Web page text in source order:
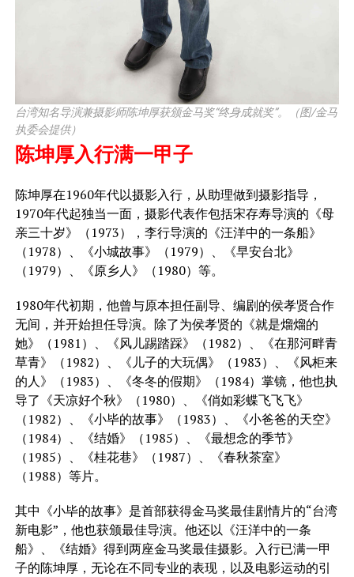
台湾知名导演兼摄影师陈坤厚获颁金马奖“终身成就奖”。（图/金马
执委会提供）
陈坤厚入行满一甲子
陈坤厚在1960年代以摄影入行，从助理做到摄影指导，
1970年代起独当一面，摄影代表作包括宋存寿导演的《母
亲三十岁》（1973），李行导演的《汪洋中的一条船》
（1978）、《小城故事》（1979）、《早安台北》
（1979）、《原乡人》（1980）等。
1980年代初期，他曾与原本担任副导、编剧的侯孝贤合作
无间，并开始担任导演。除了为侯孝贤的《就是熘熘的
她》（1981）、《风儿踢踏踩》（1982）、《在那河畔青
草青》（1982）、《儿子的大玩偶》（1983）、《风柜来
的人》（1983）、《冬冬的假期》（1984）掌镜，他也执
导了《天凉好个秋》（1980）、《俏如彩蝶飞飞飞》
（1982）、《小毕的故事》（1983）、《小爸爸的天空》
（1984）、《结婚》（1985）、《最想念的季节》
（1985）、《桂花巷》（1987）、《春秋茶室》
（1988）等片。
其中《小毕的故事》是首部获得金马奖最佳剧情片的“台湾
新电影”，他也获颁最佳导演。他还以《汪洋中的一条
船》、《结婚》得到两座金马奖最佳摄影。入行已满一甲
子的陈坤厚，无论在不同专业的表现，以及电影运动的引